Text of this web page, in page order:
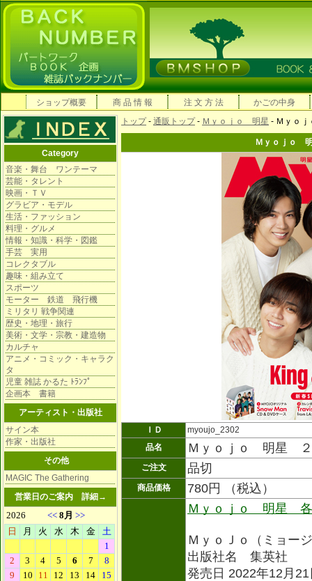
ショップ概要 商 品 情 報 注 文 方 法 かごの中身
Category
音楽・舞台 ワンテーマ
芸能・タレント
映画・ＴＶ
グラビア・モデル
生活・ファッション
料理・グルメ
情報・知識・科学・図鑑
手芸 実用
コレクタブル
趣味・組み立て
スポーツ
モーター 鉄道 飛行機
ミリタリ 戦争関連
歴史・地理・旅行
美術・文学・宗教・建造物
カルチャ
アニメ・コミック・キャラク
タ
児童 雑誌 かるた ﾄﾗﾝﾌﾟ
企画本 書籍
アーティスト・出版社
サイン本
作家・出版社
その他
MAGIC The Gathering
営業日のご案内 詳細→
トップ- 通販トップ- Ｍｙｏｊｏ 明星 - Ｍｙｏ
Ｍｙｏｊｏ
ＩＤ
myoujo_2302
品名
Ｍｙｏｊｏ 明星 ２
ご注文 品切
商品価格 780円 （税込）
Ｍｙｏｊｏ 明星 各
ＭｙｏＪｏ（ミョー
出版社名 集英社
発売日 2022年12月21